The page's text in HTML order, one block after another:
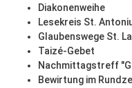
Diakonenweihe
Lesekreis St.
Glaubenswege St.
Taizé-Gebet
Nachmittagstreff
Bewirtung im